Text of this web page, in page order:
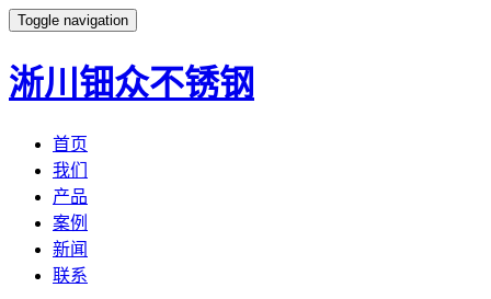
Toggle navigation
淅川钿众不锈钢
首页
我们
产品
案例
新闻
联系